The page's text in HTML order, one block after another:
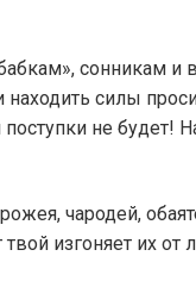
сонникам и
находить силы
не
чародей,
изгоняет их от